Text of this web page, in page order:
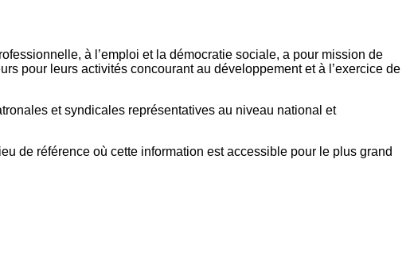
à l’emploi et la démocratie sociale, a pour mission de
pour leurs activités concourant au développement et à l’exercice de
et syndicales représentatives au niveau national et
de référence où cette information est accessible pour le plus grand